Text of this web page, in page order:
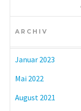
ARCHIV
Januar 2023
Mai 2022
August 2021